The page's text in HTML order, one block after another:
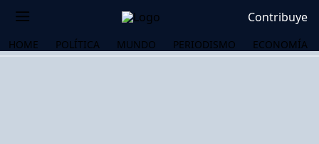
Contribuye
HOME POLÍTICA MUNDO PERIODISMO ECONOMÍA